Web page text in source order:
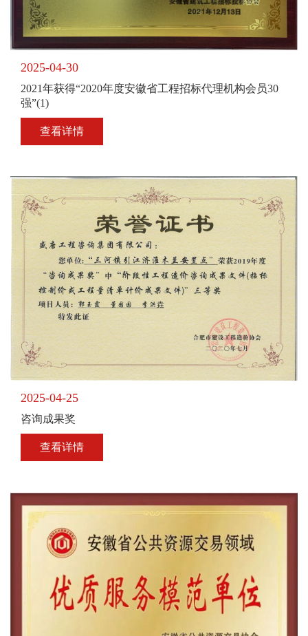
2025-04-30
2021年获得“2020年度安徽省工程招标代理机构会员30
强”(1)
查看详情
2025-04-25
咨询成果奖
查看详情